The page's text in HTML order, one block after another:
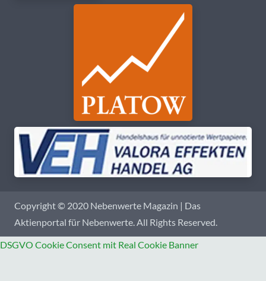
Copyright © 2020 Nebenwerte Magazin | Das
Aktienportal für Nebenwerte. All Rights Reserved.
DSGVO Cookie Consent mit Real Cookie Banner